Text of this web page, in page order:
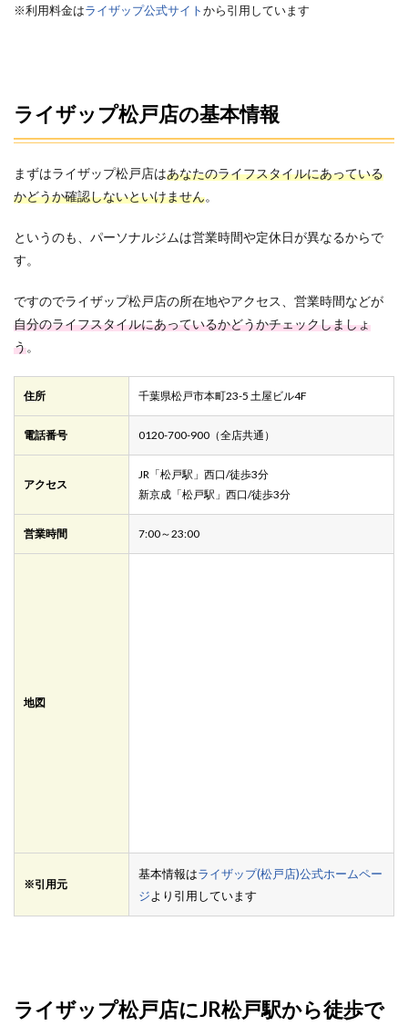
※利用料金はライザップ公式サイトから引用しています
ライザップ松戸店の基本情報
まずはライザップ松戸店はあなたのライフスタイルにあっている
かどうか確認しないといけません。
というのも、パーソナルジムは営業時間や定休日が異なるからで
す。
ですのでライザップ松戸店の所在地やアクセス、営業時間などが
自分のライフスタイルにあっているかどうかチェックしましょ
う。
住所 千葉県松戸市本町23-5 土屋ビル4F
電話番号 0120-700-900（全店共通）
アクセス
JR「松戸駅」西口/徒歩3分
新京成「松戸駅」西口/徒歩3分
営業時間 7:00～23:00
地図
※引用元
基本情報はライザップ(松戸店)公式ホームペー
ジより引用しています
ライザップ松戸店にJR松戸駅から徒歩で